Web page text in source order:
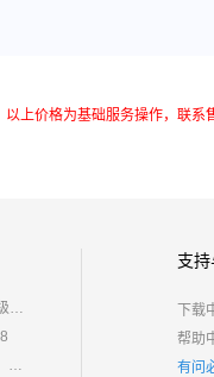
上价格为基础服务操作，联系
知
支
下载
帮助
有问